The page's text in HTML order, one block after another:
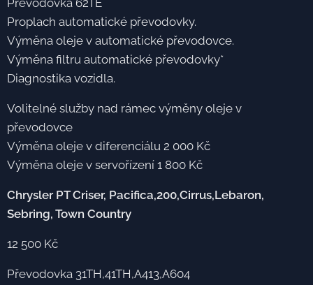
Převodovka 62TE
Proplach automatické převodovky.
Výměna oleje v automatické převodovce.
Výměna filtru automatické převodovky*
Diagnostika vozidla.
Volitelné služby nad rámec výměny oleje v
převodovce
Výměna oleje v diferenciálu 2 000 Kč
Výměna oleje v servořízení 1 800 Kč
Chrysler PT Criser, Pacifica,200,Cirrus,Lebaron,
Sebring, Town Country
12 500 Kč
Převodovka 31TH,41TH,A413,A604